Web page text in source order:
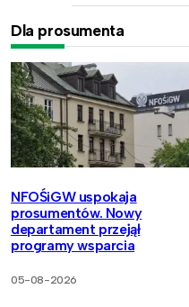
Dla prosumenta
NFOŚiGW uspokaja
prosumentów. Nowy
departament przejął
programy wsparcia
05-08-2026